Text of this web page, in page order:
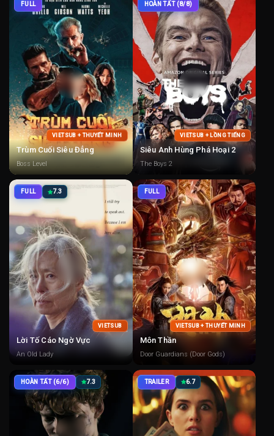
FULL
VIETSUB + THUYẾT MINH
Trùm Cuối Siêu Đẳng
Boss Level
HOÀN TẤT (8/8)
VIETSUB + LỒNG TIẾNG
Siêu Anh Hùng Phá Hoại 2
The Boys 2
FULL 7.3
VIETSUB
Lời Tố Cáo Ngờ Vực
An Old Lady
FULL
VIETSUB + THUYẾT MINH
Môn Thần
Door Guardians (Door Gods)
HOÀN TẤT (6/6) 7.3 TRAILER 6.7